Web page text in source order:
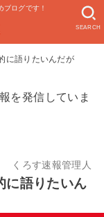
ログです！
SEARCH
に語りたいんだが
を発信していま
くろす速報管理人
に語りたいん